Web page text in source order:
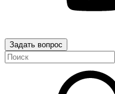
Задать вопрос